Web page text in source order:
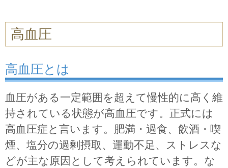
高血圧
高血圧とは
血圧がある一定範囲を超えて慢性的に高く維
持されている状態が高血圧です。正式には
高血圧症と言います。肥満・過食、飲酒・喫
煙、塩分の過剰摂取、運動不足、ストレスな
どが主な原因として考えられています。な